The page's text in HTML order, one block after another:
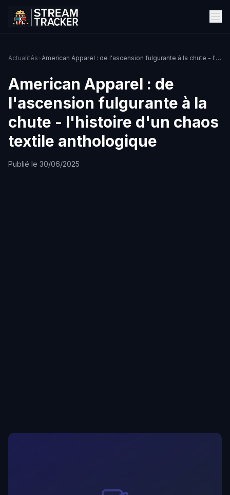
Actualités American Apparel : de l'ascension fulgurante à la chute - l'histoire d'un chaos textile anthologique
American Apparel : de
l'ascension fulgurante à la
chute - l'histoire d'un chaos
textile anthologique
Publié le 30/06/2025